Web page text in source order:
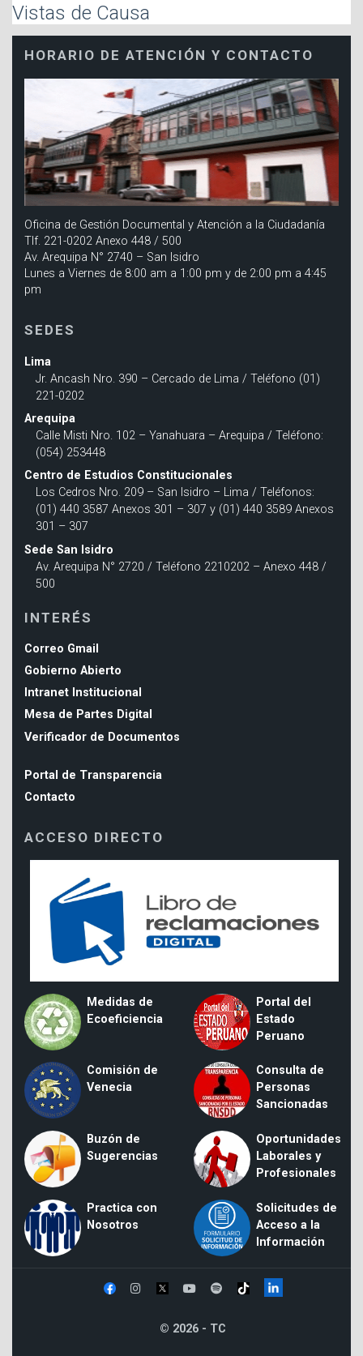
Vistas de Causa
HORARIO DE ATENCIÓN Y CONTACTO
Oficina de Gestión Documental y Atención a la Ciudadanía
Tlf. 221-0202 Anexo 448 / 500
Av. Arequipa N° 2740 – San Isidro
Lunes a Viernes de 8:00 am a 1:00 pm y de 2:00 pm a 4:45
pm
SEDES
Lima
Jr. Ancash Nro. 390 – Cercado de Lima / Teléfono (01)
221-0202
Arequipa
Calle Misti Nro. 102 – Yanahuara – Arequipa / Teléfono:
(054) 253448
Centro de Estudios Constitucionales
Los Cedros Nro. 209 – San Isidro – Lima / Teléfonos:
(01) 440 3587 Anexos 301 – 307 y (01) 440 3589 Anexos
301 – 307
Sede San Isidro
Av. Arequipa N° 2720 / Teléfono 2210202 – Anexo 448 /
500
INTERÉS
Correo Gmail
Gobierno Abierto
Intranet Institucional
Mesa de Partes Digital
Verificador de Documentos
Portal de Transparencia
Contacto
ACCESO DIRECTO
Medidas de
Ecoeficiencia
Portal del
Estado
Peruano
Comisión de
Venecia
Consulta de
Personas
Sancionadas
Buzón de
Sugerencias
Oportunidades
Laborales y
Profesionales
Practica con
Nosotros
Solicitudes de
Acceso a la
Información
© 2026 - TC